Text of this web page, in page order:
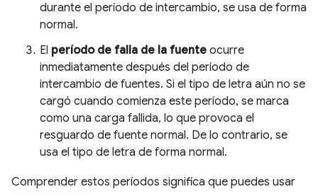
durante el período de intercambio, se usa de forma
normal.
El período de falla de la fuente ocurre
inmediatamente después del período de
intercambio de fuentes. Si el tipo de letra aún no se
cargó cuando comienza este período, se marca
como una carga fallida, lo que provoca el
resguardo de fuente normal. De lo contrario, se
usa el tipo de letra de forma normal.
Comprender estos períodos significa que puedes usar